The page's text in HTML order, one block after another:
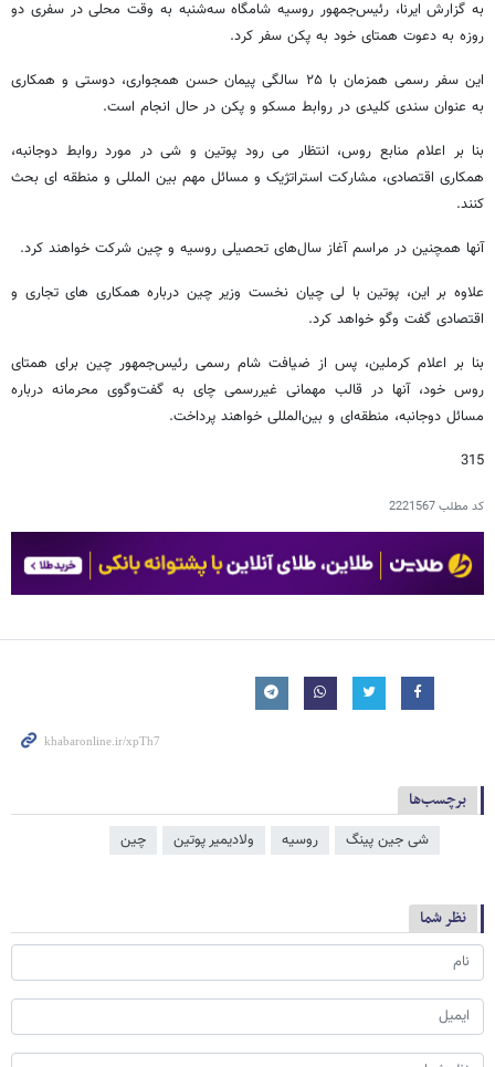
به گزارش ایرنا، رئیس‌جمهور روسیه شامگاه سه‌شنبه به وقت محلی در سفری دو
روزه به دعوت همتای خود به پکن سفر کرد.
این سفر رسمی همزمان با ۲۵ سالگی پیمان حسن همجواری، دوستی و همکاری
به عنوان سندی کلیدی در روابط مسکو و پکن در حال انجام است.
بنا بر اعلام منابع روس، انتظار می رود پوتین و شی در مورد روابط دوجانبه،
همکاری اقتصادی، مشارکت استراتژیک و مسائل مهم بین المللی و منطقه ای بحث
کنند.
آنها همچنین در مراسم آغاز سال‌های تحصیلی روسیه و چین شرکت خواهند کرد.
علاوه بر این، پوتین با لی چیان نخست وزیر چین درباره همکاری های تجاری و
اقتصادی گفت وگو خواهد کرد.
بنا بر اعلام کرملین، پس از ضیافت شام رسمی رئیس‌جمهور چین برای همتای
روس خود، آنها در قالب مهمانی غیررسمی چای به گفت‌وگوی محرمانه درباره
مسائل دوجانبه،‌ منطقه‌ای و بین‌المللی خواهند پرداخت.
315
کد مطلب2221567
برچسب‌ها
شی جین‌ پینگ روسیه ولادیمیر پوتین چین
نظر شما